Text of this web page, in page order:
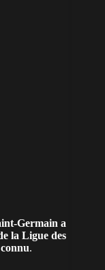
Germain a
la Ligue des
.